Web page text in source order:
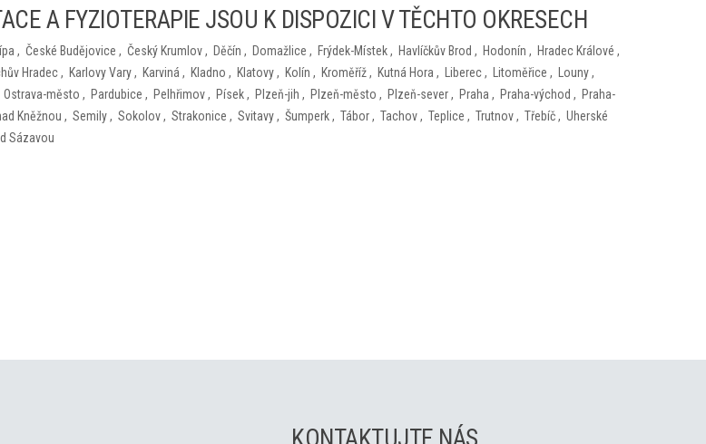
A FYZIOTERAPIE JSOU K DISPOZICI V TĚCHTO OKRESECH
, České Budějovice , Český Krumlov, Děčín , Domažlice , Frýdek-Místek, Havlíčkův Brod , Hodonín , Hradec Králové ,
Hradec, Karlovy Vary, Karviná , Kladno , Klatovy, Kolín , Kroměříž, Kutná Hora , Liberec, Litoměřice , Louny,
Ostrava-město , Pardubice , Pelhřimov, Písek, Plzeň-jih , Plzeň-město , Plzeň-sever, Praha , Praha-východ , Praha-
Kněžnou , Semily, Sokolov, Strakonice , Svitavy, Šumperk, Tábor, Tachov, Teplice , Trutnov, Třebíč, Uherské
Sázavou